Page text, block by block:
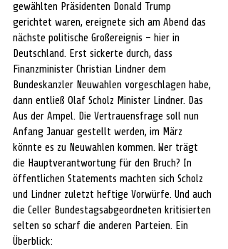
gewählten Präsidenten Donald Trump
gerichtet waren, ereignete sich am Abend das
nächste politische Großereignis – hier in
Deutschland. Erst sickerte durch, dass
Finanzminister Christian Lindner dem
Bundeskanzler Neuwahlen vorgeschlagen habe,
dann entließ Olaf Scholz Minister Lindner. Das
Aus der Ampel. Die Vertrauensfrage soll nun
Anfang Januar gestellt werden, im März
könnte es zu Neuwahlen kommen. Wer trägt
die Hauptverantwortung für den Bruch? In
öffentlichen Statements machten sich Scholz
und Lindner zuletzt heftige Vorwürfe. Und auch
die Celler Bundestagsabgeordneten kritisierten
selten so scharf die anderen Parteien. Ein
Überblick: